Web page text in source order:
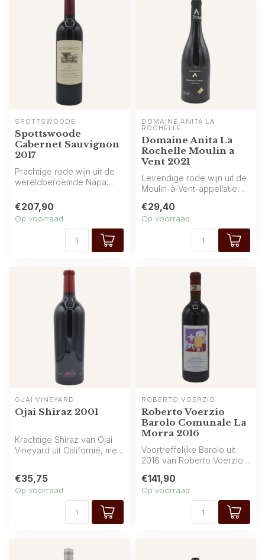
SPOTTSWOODE
Spottswoode
Cabernet Sauvignon
2017
Prachtige rode wijn uit de
wereldberoemde Napa
Spottswoo...
€207,90
Op voorraad
DOMAINE ANITA LA
ROCHELLE
Domaine Anita La
Rochelle Moulin a
Vent 2021
Levendige rode wijn uit de
Moulin-à-Vent-appellatie
€29,40
Op voorraad
OJAI VINEYARD
Ojai Shiraz 2001
Krachtige Shiraz van Ojai
Vineyard uit Californië, met
€35,75
Op voorraad
ROBERTO VOERZIO
Roberto Voerzio
Barolo Comunale La
Morra 2016
Voortreffelijke Barolo uit
2016 van Roberto Voerzio,
€141,90
Op voorraad